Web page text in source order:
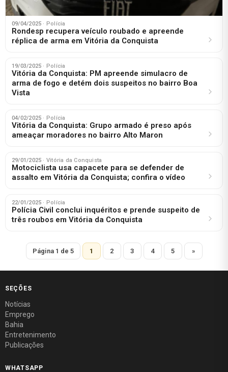
09/04/2025 · Polícia
Rondesp recupera veículo roubado e apreende
réplica de arma em Vitória da Conquista
19/03/2025 · Polícia
Vitória da Conquista: PM apreende simulacro de
arma de fogo e detém dois suspeitos no bairro Boa
Vista
04/02/2025 · Polícia
Vitória da Conquista: Grupo armado é preso após
ameaçar moradores no bairro Alto Maron
29/01/2025 · Vitória da Conquista
Motociclista usa capacete para se defender de
assalto em Vitória da Conquista; confira o vídeo
22/01/2025 · Polícia
Polícia Civil conclui inquéritos e prende suspeito de
três roubos em Vitória da Conquista
Página 1 de 5 1 2 3 4 5 »
SEÇÕES
Notícias
Emprego
Bahia
Entretenimento
Publicações
WHATSAPP